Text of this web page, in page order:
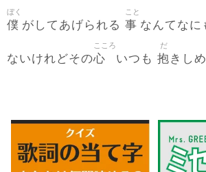
僕
ぼく
がしてあげられる 事
こと
なんてなに
ないけれどその心
こころ
いつも 抱
だ
きし